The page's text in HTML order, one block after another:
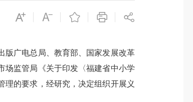
广电总局、教育部、国家发展改革
场监管局《关于印发〈福建省中小学
理的要求，经研究，决定组织开展义